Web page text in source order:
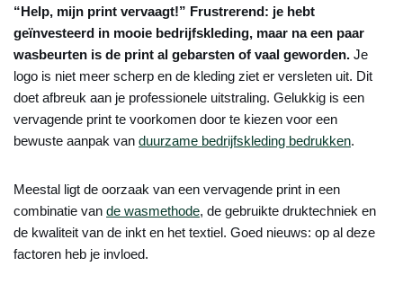
“Help, mijn print vervaagt!” Frustrerend: je hebt
geïnvesteerd in mooie bedrijfskleding, maar na een paar
wasbeurten is de print al gebarsten of vaal geworden. Je
logo is niet meer scherp en de kleding ziet er versleten uit. Dit
doet afbreuk aan je professionele uitstraling. Gelukkig is een
vervagende print te voorkomen door te kiezen voor een
bewuste aanpak van duurzame bedrijfskleding bedrukken.
Meestal ligt de oorzaak van een vervagende print in een
combinatie van de wasmethode, de gebruikte druktechniek en
de kwaliteit van de inkt en het textiel. Goed nieuws: op al deze
factoren heb je invloed.